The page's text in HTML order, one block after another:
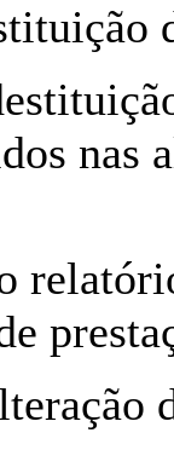
nas